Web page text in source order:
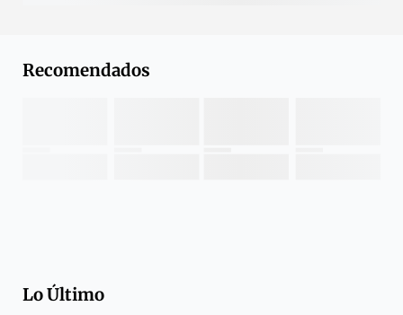
Recomendados
Lo Último